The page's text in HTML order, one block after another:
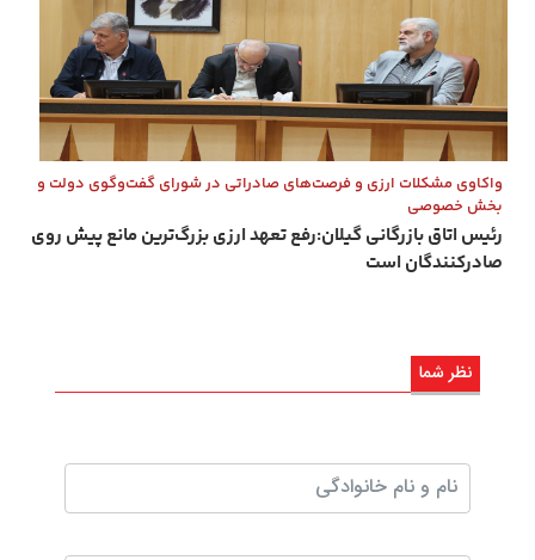
واکاوی مشکلات ارزی و فرصت‌های صادراتی در شورای گفت‌وگوی دولت و
بخش خصوصی
رئیس اتاق بازرگانی گیلان:رفع تعهد ارزی بزرگ‌ترین مانع پیش روی
صادرکنندگان است
نظر شما